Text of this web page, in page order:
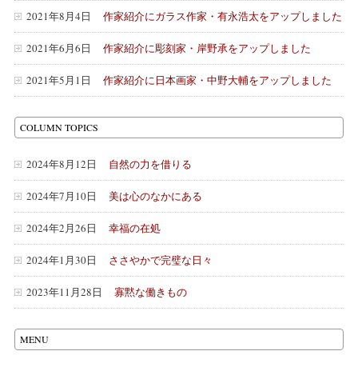
2021年8月4日 作家紹介にガラス作家・有永浩太をアップしました
2021年6月6日 作家紹介に彫刻家・岸野承をアップしました
2021年5月1日 作家紹介に日本画家・中野大輔をアップしました
COLUMN TOPICS
2024年8月12日 自然の力を借りる
2024年7月10日 美は心のなかにある
2024年2月26日 幸福の在処
2024年1月30日 ささやかで完璧な日々
2023年11月28日 寡黙な働きもの
MENU